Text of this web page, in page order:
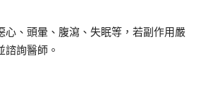
心、頭暈、腹瀉、失眠等，若副作用嚴
諮詢醫師。